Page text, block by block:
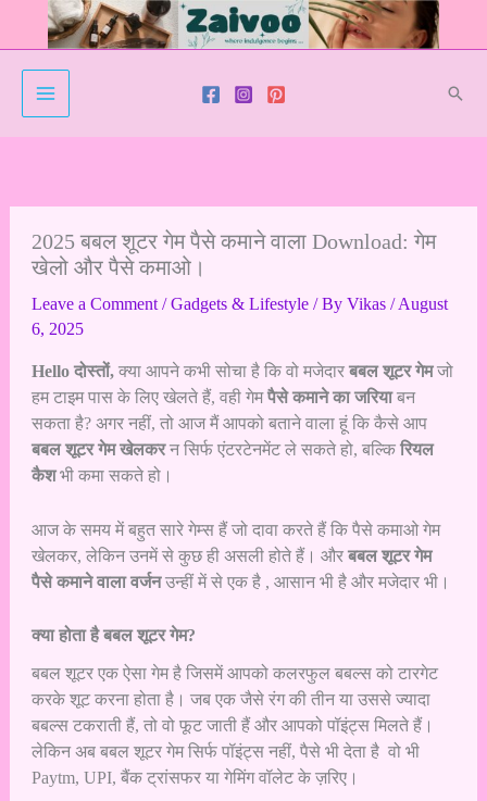
2025 बबल शूटर गेम पैसे कमाने वाला Download: गेम
खेलो और पैसे कमाओ।
Leave a Comment /Gadgets & Lifestyle/ By Vikas /August
6, 2025
Hello दोस्तों, क्या आपने कभी सोचा है कि वो मजेदार बबल शूटर गेमजो
हम टाइम पास के लिए खेलते हैं, वही गेमपैसे कमाने का जरियाबन
सकता है? अगर नहीं, तो आज मैं आपको बताने वाला हूं कि कैसे आप
बबल शूटर गेम खेलकरन सिर्फ एंटरटेनमेंट ले सकते हो, बल्कि रियल
कैशभी कमा सकते हो।
आज के समय में बहुत सारे गेम्स हैं जो दावा करते हैं कि पैसे कमाओ गेम
खेलकर, लेकिन उनमें से कुछ ही असली होते हैं। और बबल शूटर गेम
पैसे कमाने वाला वर्जनउन्हीं में से एक है , आसान भी है और मजेदार भी।
क्या होता है बबल शूटर गेम?
बबल शूटर एक ऐसा गेम है जिसमें आपको कलरफुल बबल्स को टारगेट
करके शूट करना होता है। जब एक जैसे रंग की तीन या उससे ज्यादा
बबल्स टकराती हैं, तो वो फूट जाती हैं और आपको पॉइंट्स मिलते हैं।
लेकिन अब बबल शूटर गेम सिर्फ पॉइंट्स नहीं, पैसे भी देता है वो भी
Paytm, UPI, बैंक ट्रांसफर या गेमिंग वॉलेट के ज़रिए।